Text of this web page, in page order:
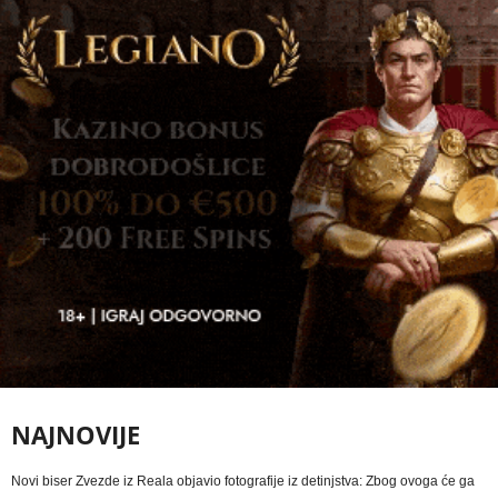
NAJNOVIJE
Novi biser Zvezde iz Reala objavio fotografije iz detinjstva: Zbog ovoga će ga